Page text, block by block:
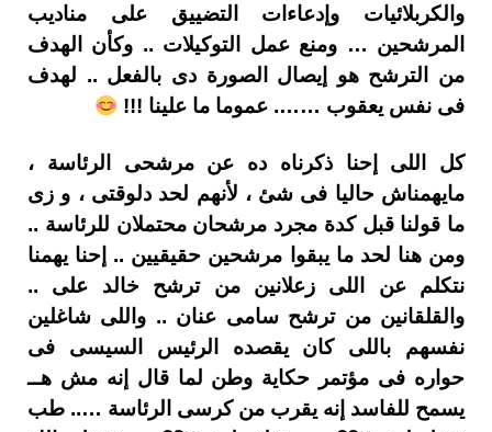
والكربلائيات وإدعاءات التضييق على مناديب
المرشحين … ومنع عمل التوكيلات .. وكأن الهدف
من الترشح هو إيصال الصورة دى بالفعل .. لهدف
فى نفس يعقوب ……. عموما ما علينا !!!
كل اللى إحنا ذكرناه ده عن مرشحى الرئاسة ،
مايهمناش حاليا فى شئ ، لأنهم لحد دلوقتى ، و زى
ما قولنا قبل كدة مجرد مرشحان محتملان للرئاسة ..
ومن هنا لحد ما يبقوا مرشحين حقيقيين .. إحنا يهمنا
نتكلم عن اللى زعلانين من ترشح خالد على ..
والقلقانين من ترشح سامى عنان .. واللى شاغلين
نفسهم باللى كان يقصده الرئيس السيسى فى
حواره فى مؤتمر حكاية وطن لما قال إنه مش هــ
يسمح للفاسد إنه يقرب من كرسى الرئاسة ….. طب